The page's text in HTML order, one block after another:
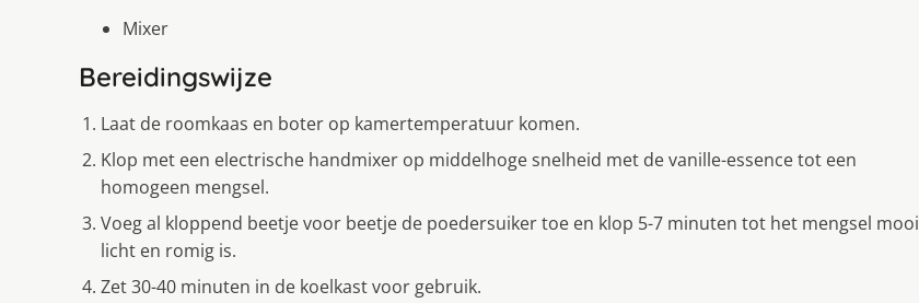
Mixer
Bereidingswijze
Laat de roomkaas en boter op kamertemperatuur komen.
Klop met een electrische handmixer op middelhoge snelheid met de vanille-essence tot een
homogeen mengsel.
Voeg al kloppend beetje voor beetje de poedersuiker toe en klop 5-7 minuten tot het mengsel mooi
licht en romig is.
Zet 30-40 minuten in de koelkast voor gebruik.